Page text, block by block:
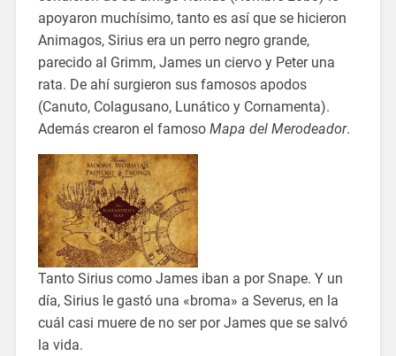
apoyaron muchísimo, tanto es así que se hicieron
Animagos, Sirius era un perro negro grande,
parecido al Grimm, James un ciervo y Peter una
rata. De ahí surgieron sus famosos apodos
(Canuto, Colagusano, Lunático y Cornamenta).
Además crearon el famoso Mapa del Merodeador.
Tanto Sirius como James iban a por Snape. Y un
día, Sirius le gastó una «broma» a Severus, en la
cuál casi muere de no ser por James que se salvó
la vida.